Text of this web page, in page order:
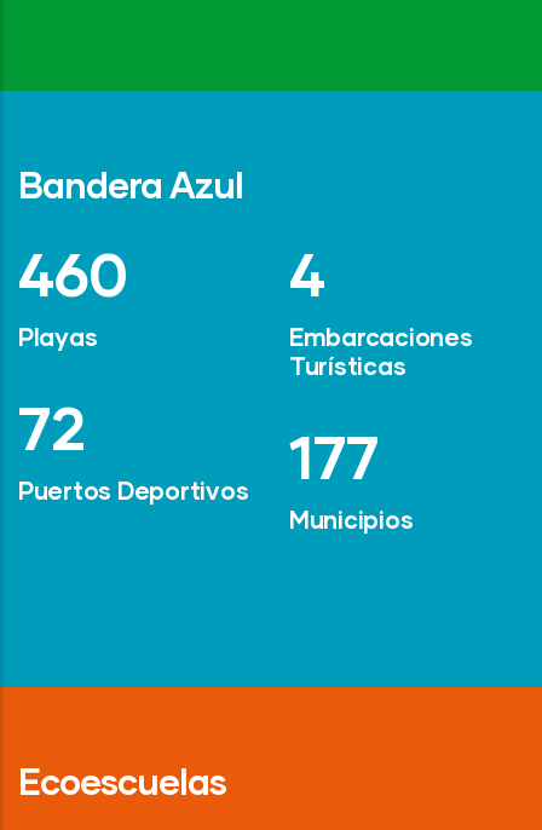
Bandera Azul
642
Playas
101
Puertos Deportivos
6
Embarcaciones
Turísticas
247
Municipios
Ecoescuelas